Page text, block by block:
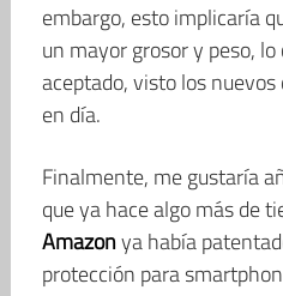
embargo, esto implicaría
un mayor grosor y peso,
aceptado, visto los
en día.
Finalmente, me gustaría
que ya hace algo más de
Amazonya había
protección para